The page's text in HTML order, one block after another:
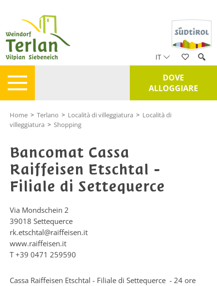
IT
DOVE
ALLOGGIARE
Home > Terlano > Località di villeggiatura > Località di
villeggiatura > Shopping
Bancomat Cassa
Raiffeisen Etschtal -
Filiale di Settequerce
Via Mondschein 2
39018 Settequerce
rk.etschtal@raiffeisen.it
www.raiffeisen.it
T +39 0471 259590
Cassa Raiffeisen Etschtal - Filiale di Settequerce - 24 ore